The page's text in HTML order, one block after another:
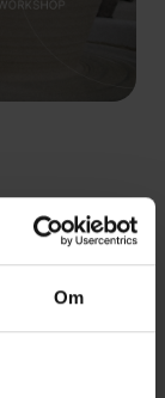
Om
og mere
det, du arbejder
løbende rundt
justeringer
videre i dit